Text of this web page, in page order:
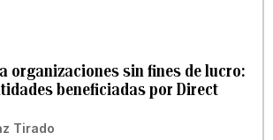
organizaciones sin fines de lucro:
beneficiadas por Direct
Tirado